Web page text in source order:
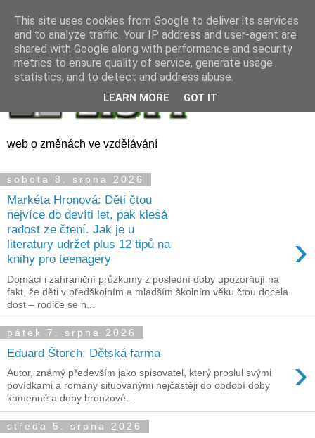
web o změnách ve vzdělávání
sobota 8. srpna 2026
Markéta Hronová: Děti čtou
nejvíce do devíti let, pak klesá
radost ze čtení. Jak je u
literatury udržet plus 12 tipů na
knihy pro teenagery
›
Domácí i zahraniční průzkumy z poslední doby upozorňují na
fakt, že děti v předškolním a mladším školním věku čtou docela
dost – rodiče se n...
pátek 7. srpna 2026
Eduard Štorch: Dětská farma ›
Autor, známý především jako spisovatel, který proslul svými
povídkami a romány situovanými nejčastěji do období doby
kamenné a doby bronzové...
středa 5. srpna 2026
This site uses cookies from Google to deliver its services
and to analyze traffic. Your IP address and user-agent are
shared with Google along with performance and security
metrics to ensure quality of service, generate usage
statistics, and to detect and address abuse.
LEARN MORE GOT IT